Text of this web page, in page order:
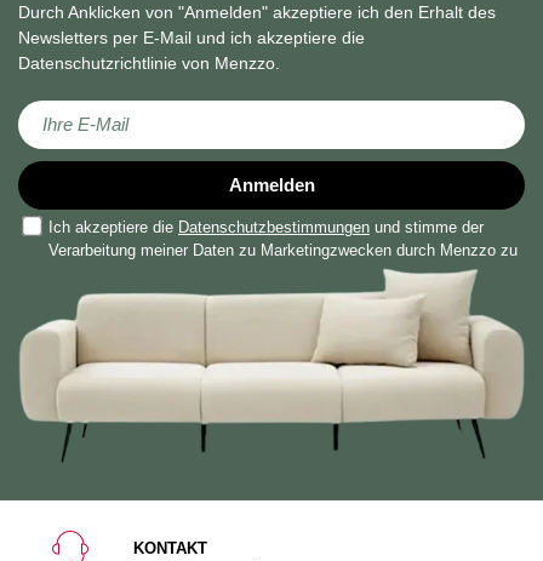
Durch Anklicken von "Anmelden" akzeptiere ich den Erhalt des
Newsletters per E-Mail und ich akzeptiere die
Datenschutzrichtlinie von Menzzo.
Melden Sie sich für unseren Newsletter an:
Anmelden
Ich akzeptiere die Datenschutzbestimmungen und stimme der
Verarbeitung meiner Daten zu Marketingzwecken durch Menzzo zu
KONTAKT